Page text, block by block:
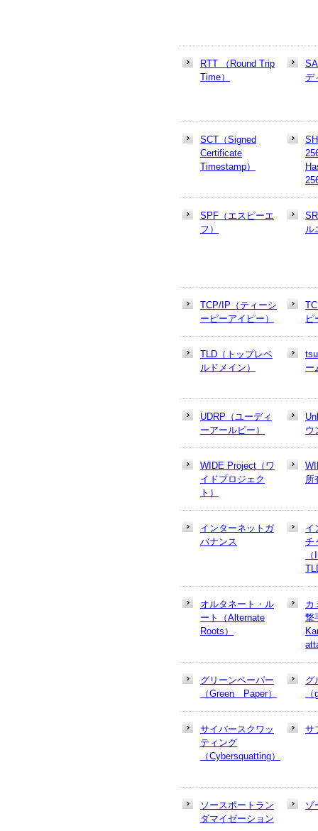
RTT （Round Trip
Time）
デ
SCT（Signed
Certificate
Timestamp）
SPF（エスピーエ
フ）
ル
TCP/IP（ティーシ
ーピーアイピー）
ピ
TLD（トップレベ
ルドメイン）
ー
UDRP（ユーディ
ーアールピー）
ウ
WIDE Project（ワ
イドプロジェク
ト）
所
インターネットガ
バナンス
イ
チ
オルタネート・ル
ート（Alternate
Roots）
カ
撃
グリーンペーパー
（Green Paper）
グ
サイバースクワッ
ティング
（Cybersquatting）
サ
ソースポートラン
ダマイゼーション
ゾ